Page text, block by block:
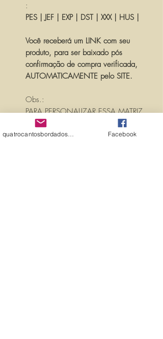
:
PES | JEF | EXP | DST | XXX | HUS |
Você receberá um LINK com seu
produto, para ser baixado pós
confirmação de compra verificada,
AUTOMATICAMENTE pelo SITE.
Obs.:
PARA PERSONALIZAR ESSA MATRIZ,
ACRESCENTANDO TEXTOS OU
NOMES, É SÓ ENTRAR EMFacebook